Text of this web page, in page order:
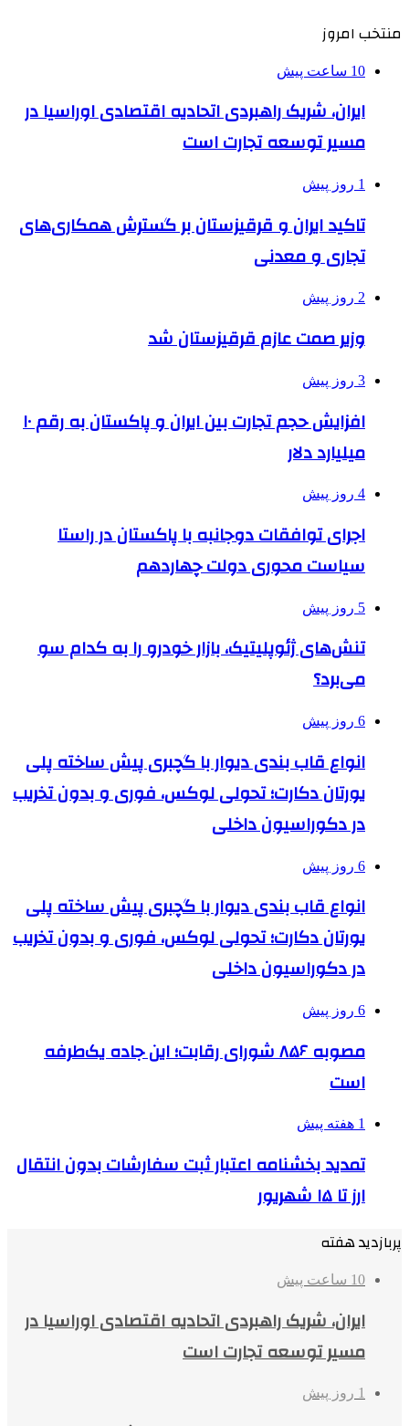
منتخب امروز
10 ساعت پیش
ایران، شریک راهبردی اتحادیه اقتصادی اوراسیا در
مسیر توسعه تجارت است
1 روز پیش
تاکید ایران و قرقیزستان بر گسترش همکاری‌های
تجاری و معدنی
2 روز پیش
وزیر صمت عازم قرقیزستان شد
3 روز پیش
افزایش حجم تجارت بین ایران و پاکستان به رقم ۱۰
میلیارد دلار
4 روز پیش
اجرای توافقات دوجانبه با پاکستان در راستا
سیاست محوری دولت چهاردهم
5 روز پیش
تنش‌های ژئوپلیتیک، بازار خودرو را به کدام سو
می‌برد؟
6 روز پیش
انواع قاب بندی دیوار با گچبری پیش ساخته پلی
یورتان دکارت؛ تحولی لوکس، فوری و بدون تخریب
در دکوراسیون داخلی
6 روز پیش
انواع قاب بندی دیوار با گچبری پیش ساخته پلی
یورتان دکارت؛ تحولی لوکس، فوری و بدون تخریب
در دکوراسیون داخلی
6 روز پیش
مصوبه ۸۵۶ شورای رقابت؛ این جاده یک‌طرفه
است
1 هفته پیش
تمدید بخشنامه اعتبار ثبت سفارشات بدون انتقال
ارز تا ۱۵ شهریور
پربازدید هفته
10 ساعت پیش
ایران، شریک راهبردی اتحادیه اقتصادی اوراسیا در
مسیر توسعه تجارت است
1 روز پیش